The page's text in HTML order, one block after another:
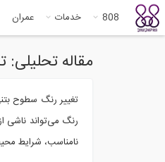
808 خدمات عمران
مقاله
تغییر رنگ سطوح
رنگ می‌تواند ناشی
نامناسب، شرایط